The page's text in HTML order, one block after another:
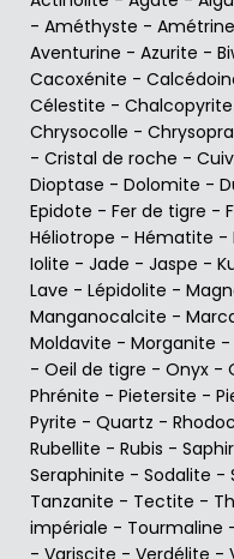
- Améthyste - Amétrine
Aventurine - Azurite -
Cacoxénite -
Célestite - Chalcopyrite
Chrysocolle -
- Cristal de roche -
Dioptase - Dolomite -
Epidote - Fer de tigre -
Héliotrope - Hématite -
Iolite - Jade - Jaspe -
Lave - Lépidolite -
Manganocalcite -
Moldavite - Morganite -
- Oeil de tigre - Onyx -
Phrénite - Pietersite -
Pyrite - Quartz -
Rubellite - Rubis - Saphir
Seraphinite - Sodalite -
Tanzanite - Tectite -
impériale - Tourmaline